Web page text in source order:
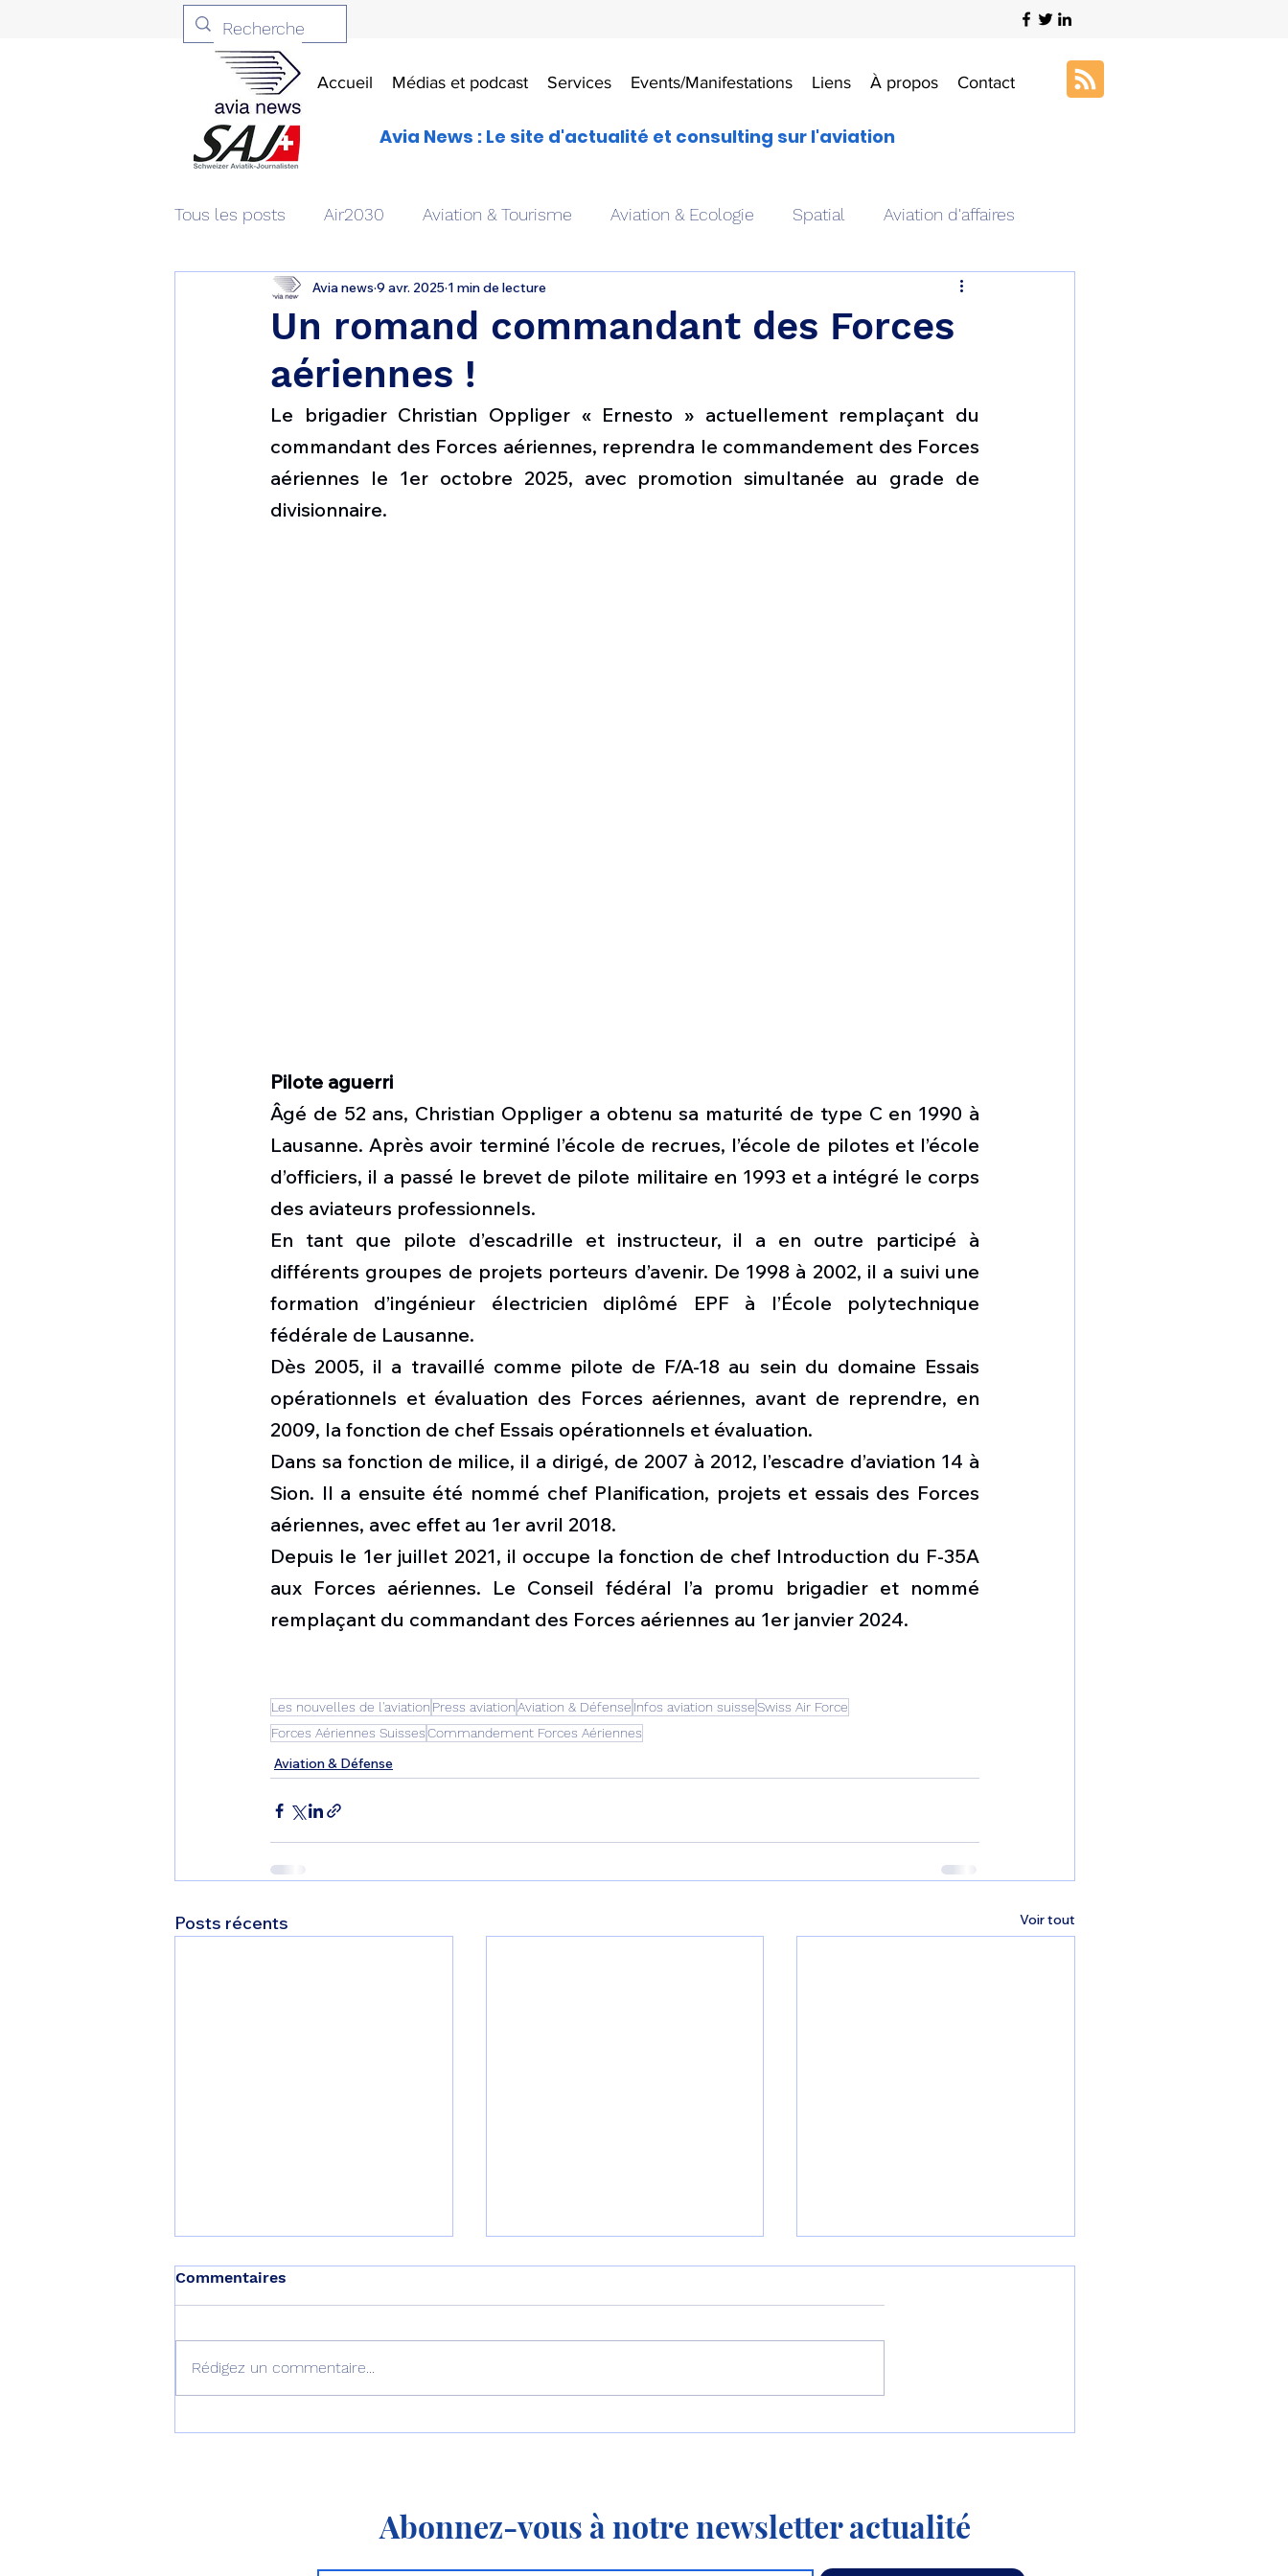
Accueil Médias et podcast Services Events/Manifestations Liens À propos Contact
Avia News : Le site d'actualité et consulting sur l'aviation
Tous les posts Air2030 Aviation & Tourisme Aviation & Ecologie Spatial Aviation d'affaires
Aviation & Défense Livres Drones aériens Art & Aviation
Patrimoine aéronautique Avionique & pilotage
1 er avril Motorisation Défense sol-air DSA Amphibie Drones Composante ESPACE
Shenyang J-35 Bombardier Global 6500
Un romand commandant des Forces
aériennes !
Avia news 9 avr. 2025 1 min de lecture
Le brigadier Christian Oppliger « Ernesto » actuellement remplaçant du
commandant des Forces aériennes, reprendra le commandement des Forces
aériennes le 1er octobre 2025, avec promotion simultanée au grade de
divisionnaire.
Pilote aguerri
Âgé de 52 ans, Christian Oppliger a obtenu sa maturité de type C en 1990 à
Lausanne. Après avoir terminé l’école de recrues, l’école de pilotes et l’école
d’officiers, il a passé le brevet de pilote militaire en 1993 et a intégré le corps
des aviateurs professionnels.
En tant que pilote d’escadrille et instructeur, il a en outre participé à
différents groupes de projets porteurs d’avenir. De 1998 à 2002, il a suivi une
formation d’ingénieur électricien diplômé EPF à l’École polytechnique
fédérale de Lausanne.
Dès 2005, il a travaillé comme pilote de F/A-18 au sein du domaine Essais
opérationnels et évaluation des Forces aériennes, avant de reprendre, en
2009, la fonction de chef Essais opérationnels et évaluation.
Dans sa fonction de milice, il a dirigé, de 2007 à 2012, l’escadre d’aviation 14 à
Sion. Il a ensuite été nommé chef Planification, projets et essais des Forces
aériennes, avec effet au 1er avril 2018.
Depuis le 1er juillet 2021, il occupe la fonction de chef Introduction du F-35A
aux Forces aériennes. Le Conseil fédéral l’a promu brigadier et nommé
remplaçant du commandant des Forces aériennes au 1er janvier 2024.
Les nouvelles de l'aviation Press aviationAviation & Défense Infos aviation suisseSwiss Air Force
Forces Aériennes SuissesCommandement Forces Aériennes
Aviation & Défense
Posts récents Voir tout
Commentaires
Rédigez un commentaire...
Abonnez-vous à notre newsletter actualité